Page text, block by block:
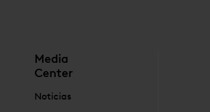
Media
Center
Noticias